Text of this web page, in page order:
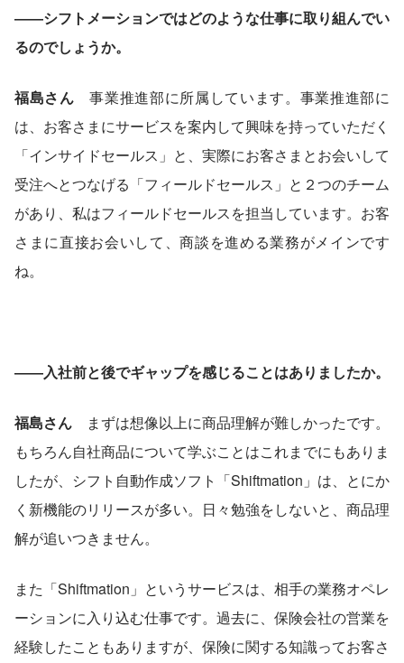
――シフトメーションではどのような仕事に取り組んでい
るのでしょうか。
福島さん 事業推進部に所属しています。事業推進部に
は、お客さまにサービスを案内して興味を持っていただく
「インサイドセールス」と、実際にお客さまとお会いして
受注へとつなげる「フィールドセールス」と２つのチーム
があり、私はフィールドセールスを担当しています。お客
さまに直接お会いして、商談を進める業務がメインです
ね。
――入社前と後でギャップを感じることはありましたか。
福島さん まずは想像以上に商品理解が難しかったです。
もちろん自社商品について学ぶことはこれまでにもありま
したが、シフト自動作成ソフト「Shiftmation」は、とにか
く新機能のリリースが多い。日々勉強をしないと、商品理
解が追いつきません。
また「Shiftmation」というサービスは、相手の業務オペレ
ーションに入り込む仕事です。過去に、保険会社の営業を
経験したこともありますが、保険に関する知識ってお客さ